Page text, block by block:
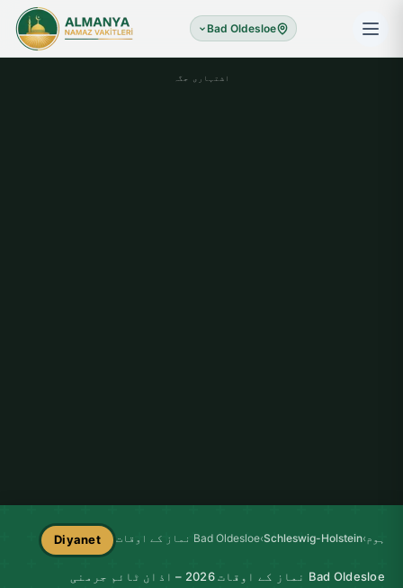
Bad Oldesloe
اشتہاری جگہ
ہوم›
Schleswig-Holstein
›Bad Oldesloe نماز کے اوقات Diyanet
Bad Oldesloe نماز کے اوقات 2026 – اذان ٹائم جرمنی